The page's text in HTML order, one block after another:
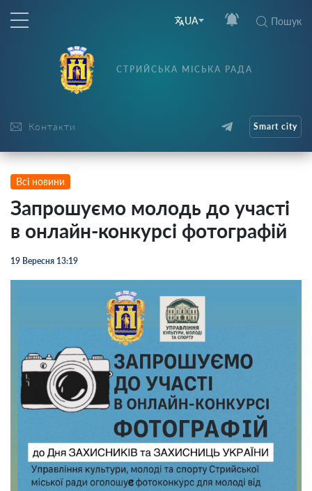
UA Пошук
Контакти
СТРИЙСЬКА МІСЬКА РАДА
Smart city
Всі новини
Запрошуємо молодь до участі
в онлайн-конкурсі фотографій
19 Вересня 13:19